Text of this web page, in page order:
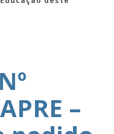
–